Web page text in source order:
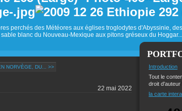
perchés des Météores aux églises troglodytes d'Abyssinie,
blanc du Nouveau-Mexique aux pitons gréseux du Hoggar...
NORVÈGE, DU... >>
22 mai 2022
Introduction
Tout le
droit d'auteur
la carte